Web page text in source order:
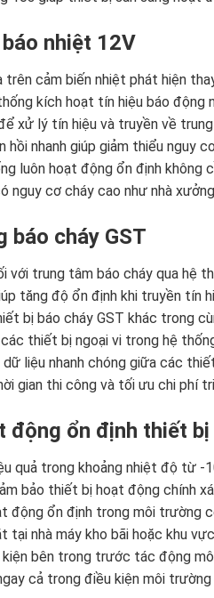
nhiệt 12V
cảm biến nhiệt phát hiện
kích hoạt tín hiệu báo động
xử lý tín hiệu và truyền về
hồi nhanh giúp giảm thiểu nguy
luôn hoạt động ổn định không
cơ cháy cao như nhà
báo cháy GST
với trung tâm báo cháy qua hệ
tăng độ ổn định khi truyền tín
bị báo cháy GST khác trong
thiết bị ngoại vi trong hệ
liệu nhanh chóng giữa các
gian thi công và tối ưu chi phí
động ổn định thiết bị
quả trong khoảng nhiệt độ từ -
bảo thiết bị hoạt động chính
động ổn định trong môi trường
tại nhà máy kho bãi hoặc khu
bên trong trước tác động
cả trong điều kiện môi